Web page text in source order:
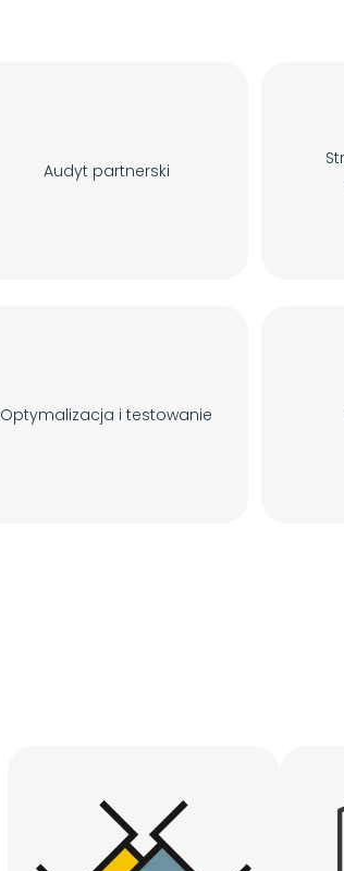
Audyt partnerski
Optymalizacja i testowanie